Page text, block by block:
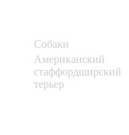
Собаки
Американский
стаффордширский
терьер